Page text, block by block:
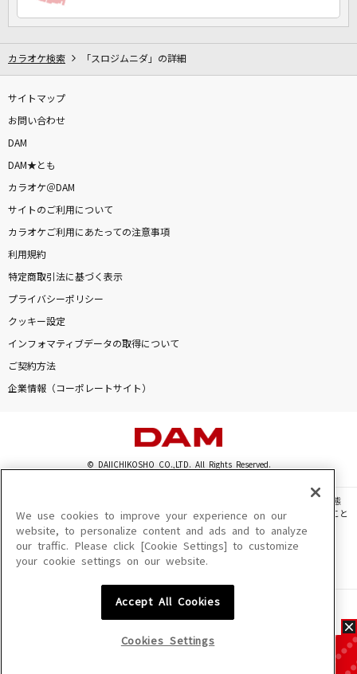
DAMに会員登録・ログインして
カラオケ検索 「スロジムニダ」の詳細
サイトマップ
お問い合わせ
DAM
DAM★とも
カラオケ＠DAM
サイトのご利用について
カラオケご利用にあたっての注意事項
利用規約
特定商取引法に基づく表示
プライバシーポリシー
クッキー設定
インフォマティブデータの取得について
ご契約方法
企業情報（コーポレートサイト）
© DAIICHIKOSHO CO.,LTD. All Rights Reserved.
このサイトに掲載されている一切の文章・画像・写真・動画・音声等を、手段や形態
を問わず、著作権法の定める範囲を超えて無断で複製、転載、ファイル化などすること
を禁じます。
楽曲及びコンテンツは、機種によりご利用いただけない場合があります。
楽曲及びコンテンツの配信日、配信内容が変更になる場合があります。
We use cookies to improve your experience on our
website, to personalize content and ads and to analyze
our traffic. Please click [Cookie Settings] to customize
your cookie settings on our website.
Accept All Cookies
Cookies Settings